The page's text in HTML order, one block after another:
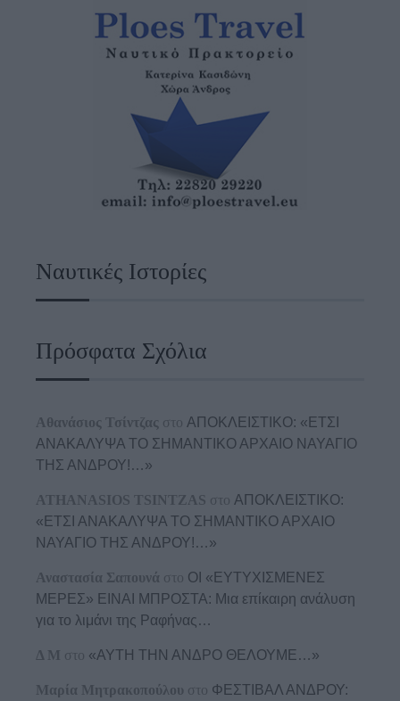
Ναυτικές Ιστορίες
Πρόσφατα Σχόλια
Αθανάσιος Τσίντζας στο ΑΠΟΚΛΕΙΣΤΙΚΟ: «ΕΤΣΙ
ΑΝΑΚΑΛΥΨΑ ΤΟ ΣΗΜΑΝΤΙΚΟ ΑΡΧΑΙΟ ΝΑΥΑΓΙΟ
ΤΗΣ ΑΝΔΡΟΥ!…»
ATHANASIOS TSINTZAS στο ΑΠΟΚΛΕΙΣΤΙΚΟ:
«ΕΤΣΙ ΑΝΑΚΑΛΥΨΑ ΤΟ ΣΗΜΑΝΤΙΚΟ ΑΡΧΑΙΟ
ΝΑΥΑΓΙΟ ΤΗΣ ΑΝΔΡΟΥ!…»
Αναστασία Σαπουνά στο ΟΙ «ΕΥΤΥΧΙΣΜΕΝΕΣ
ΜΕΡΕΣ» ΕΙΝΑΙ ΜΠΡΟΣΤΑ: Μια επίκαιρη ανάλυση
για το λιμάνι της Ραφήνας…
Δ Μ στο «ΑΥΤΗ ΤΗΝ ΑΝΔΡΟ ΘΕΛΟΥΜΕ…»
Μαρία Μητρακοπούλου στο ΦΕΣΤΙΒΑΛ ΑΝΔΡΟΥ: